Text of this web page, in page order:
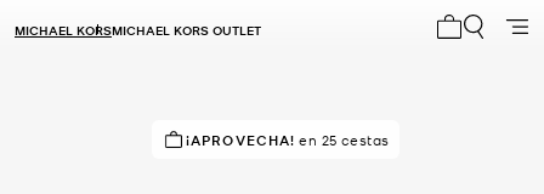
MICHAEL KORSMICHAEL KORS OUTLET
¡SOLICITADOS!5 vendidos
¡APROVECHA! en 25 cestas